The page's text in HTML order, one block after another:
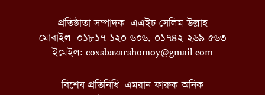
প্রতিষ্ঠাতা সম্পাদক: এএইচ সেলিম উল্লাহ
মোবাইল: ০১৮১৭ ১২০ ৬০৬, ০১৭৪২ ২৬৯ ৫৬৩
ইমেইল: coxsbazarshomoy@gmail.com
বিশেষ প্রতিনিধি: এমরান ফারুক অনিক